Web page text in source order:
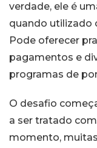
verdade, ele é
quando utilizado
Pode oferecer
pagamentos e
programas de
O desafio
a ser tratado
momento,